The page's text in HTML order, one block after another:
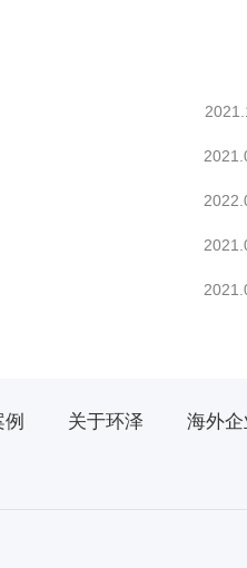
关于环泽 海外